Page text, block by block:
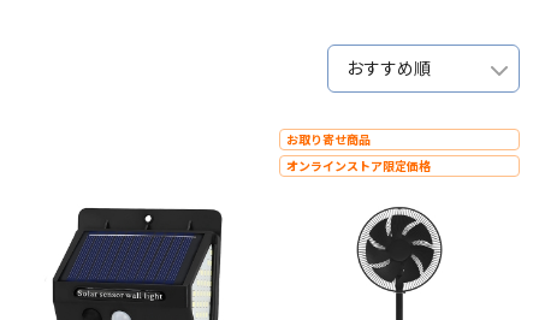
おすすめ順
お取り寄せ商品
オンラインストア限定価格